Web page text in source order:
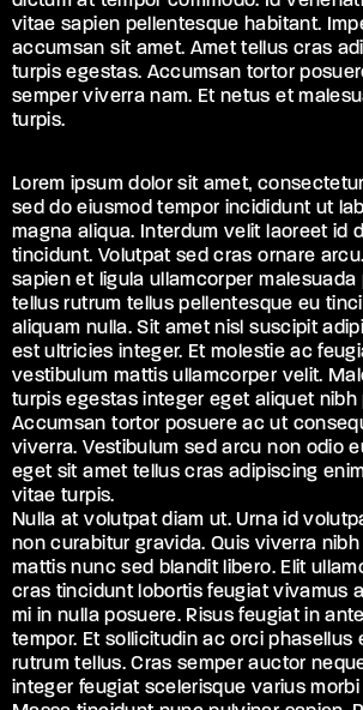
vitae sapien pellentesque habitant.
accumsan sit amet. Amet tellus cras
turpis egestas. Accumsan tortor
semper viverra nam. Et netus et
turpis.
Lorem ipsum dolor sit amet,
sed do eiusmod tempor incididunt ut
magna aliqua. Interdum velit laoreet id
tincidunt. Volutpat sed cras ornare
sapien et ligula ullamcorper malesuada
tellus rutrum tellus pellentesque eu
aliquam nulla. Sit amet nisl suscipit
est ultricies integer. Et molestie ac
vestibulum mattis ullamcorper velit.
turpis egestas integer eget aliquet nibh
Accumsan tortor posuere ac ut
viverra. Vestibulum sed arcu non odio
eget sit amet tellus cras adipiscing
vitae turpis.
Nulla at volutpat diam ut. Urna id
non curabitur gravida. Quis viverra
mattis nunc sed blandit libero. Elit
cras tincidunt lobortis feugiat vivamus
mi in nulla posuere. Risus feugiat in
tempor. Et sollicitudin ac orci phasellus
rutrum tellus. Cras semper auctor
integer feugiat scelerisque varius